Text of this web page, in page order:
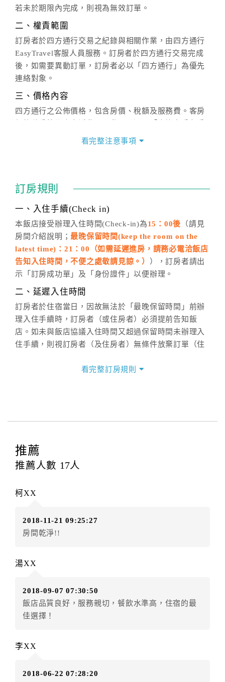
若未於期限內完成，則視為無效訂單。
二、權責範圍
訂房者於四方通行交易之紀錄與相關作業，由四方通行
EasyTravel客服人員服務。訂房者於四方通行交易完成
後，如需要異動訂單，訂房者必以「四方通行」為優先
連絡對象。
三、價格內容
四方通行之公佈價格，包含房價、稅額及服務費。客房
價」之當日價格為標準。
話方式異動訂單。
※非客服時間之申辦異動，皆為次日計算及辦理。
五、客服時間
週一至週日，上午9:00～晚上6:00
六、聯絡方式
週一至週日： 客服聯絡單、LINE@、電話：
看完整注意事項
訂房規則
一、入住手續(Check in)
本飯店接受辦理入住時間(Check-in)為15：00後 （請見
房間介紹說明；最晚保留時間(keep the room on the
latest time)：21：00（如需延遲進房，請務必電洽飯店
告知入住時間，不便之處敬請見諒。）
），訂房者請出
示「訂房成功單」及「身份證件」以便辦理。
二、延遲入住時間
訂房者於住宿當日，因故無法於「最晚保留時間」前辦
理入住手續時，訂房者（或住房者）必須提前告知飯
店。如未與飯店協議入住時間又超過保留時間未辦理入
住手續，則視訂房者（及住房者）無條件放棄訂單（住
三、退房手續(Check out)
訂房者應於
提出申辦不得異動訂單。
每筆訂單異動限定
訂單異動後，訂單費用總計大於原訂單費用總計時，訂
訂單異動後，訂單費用總計小於原訂單費用總計時，訂
房者不得要求退其差額。（限原訂飯店）
．訂房者因故辦理訂單異動，本飯店可接受
（提出申辦日為保留起算日）
．訂房者使用「保留住宿金額」時，請注意！為避免飯
店客滿，敬請及早計畫，如逾時未提出申辦，視同無條
．每筆訂單異動限定乙次，限原訂飯店，異動完成後不
看完整訂房規則
推薦
推薦人數 17人
柯XX
2018-11-21 09:25:27
房間乾淨!!
湯XX
2018-09-07 07:30:50
飯店品質良好，服務親切，餐飲水準高，住宿的最
佳選擇！
李XX
2018-06-22 07:28:20